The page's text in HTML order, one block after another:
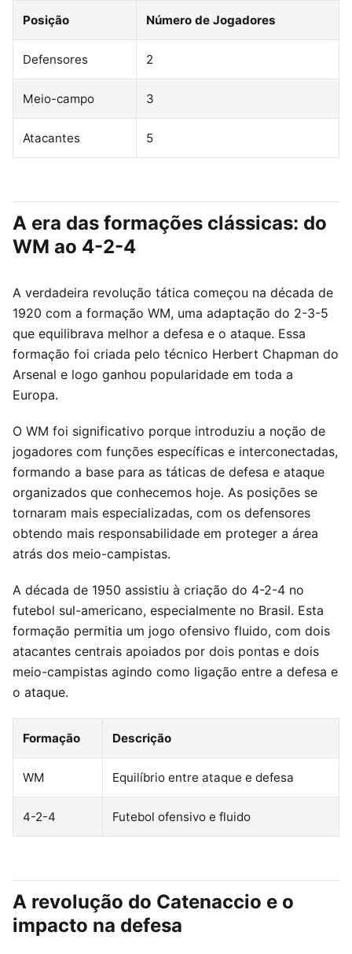
Posição Número de Jogadores
Defensores 2
Meio-campo 3
Atacantes 5
A era das formações clássicas: do
WM ao 4-2-4
A verdadeira revolução tática começou na década de
1920 com a formação WM, uma adaptação do 2-3-5
que equilibrava melhor a defesa e o ataque. Essa
formação foi criada pelo técnico Herbert Chapman do
Arsenal e logo ganhou popularidade em toda a
Europa.
O WM foi significativo porque introduziu a noção de
jogadores com funções específicas e interconectadas,
formando a base para as táticas de defesa e ataque
organizados que conhecemos hoje. As posições se
tornaram mais especializadas, com os defensores
obtendo mais responsabilidade em proteger a área
atrás dos meio-campistas.
A década de 1950 assistiu à criação do 4-2-4 no
futebol sul-americano, especialmente no Brasil. Esta
formação permitia um jogo ofensivo fluido, com dois
atacantes centrais apoiados por dois pontas e dois
meio-campistas agindo como ligação entre a defesa e
o ataque.
Formação Descrição
WM Equilíbrio entre ataque e defesa
4-2-4 Futebol ofensivo e fluido
A revolução do Catenaccio e o
impacto na defesa